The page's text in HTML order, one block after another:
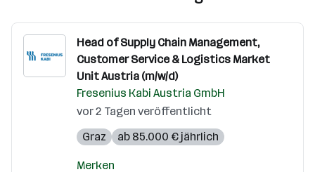
Head of Supply Chain Management,
Customer Service & Logistics Market
Unit Austria (m/w/d)
Fresenius Kabi Austria GmbH
vor 2 Tagen veröffentlicht
Graz
ab 85.000 € jährlich
Merken